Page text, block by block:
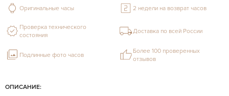
ОПИСАНИЕ:
Оригинальные часы 2 недели на возврат часов
Проверка технического
состояния
Доставка по всей России
Подлинные фото часов
Более 100 проверенных
отзывов